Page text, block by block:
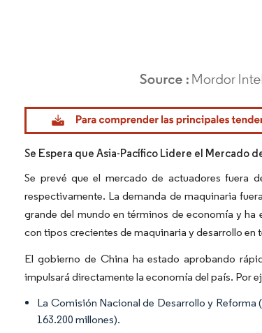
Imagen © Mordor Intelligence. El uso requiere atribución según
Se Espera que Asia-Pacífico Lidere el Mercado
Se prevé que el mercado de actuadores fuera
respectivamente. La demanda de maquinaria
grande del mundo en términos de economía y
con tipos crecientes de maquinaria y desarrollo en
El gobierno de China ha estado aprobando
impulsará directamente la economía del país. Por
La Comisión Nacional de Desarrollo y
163.200 millones).